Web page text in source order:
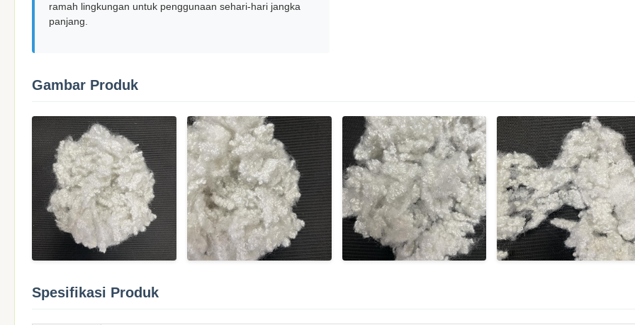
ramah lingkungan untuk penggunaan sehari-hari jangka
panjang.
Gambar Produk
Spesifikasi Produk